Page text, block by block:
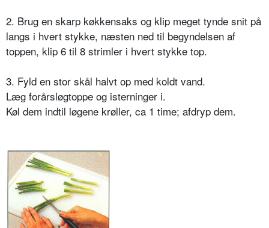
2. Brug en skarp køkkensaks og klip meget tynde snit på
langs i hvert stykke, næsten ned til begyndelsen af
toppen, klip 6 til 8 strimler i hvert stykke top.
3. Fyld en stor skål halvt op med koldt vand.
Læg forårsløgtoppe og isterninger i.
Køl dem indtil løgene krøller, ca 1 time; afdryp dem.